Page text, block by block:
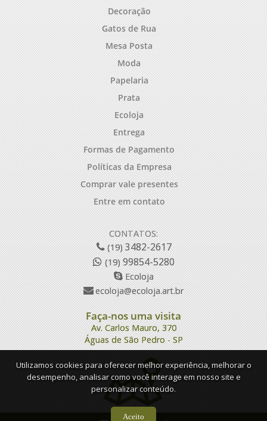
Decoração
Gatos de Rua
Mesa Posta
Moda
Papelaria
Prata
Ecoloja
Entrega
Formas de Pagamento
Políticas da Empresa
Comprar vale presentes
Entre em contato
CONTATOS:
(19)3482-2617
(19)99854-5280
Ecoloja
ecoloja@ecoloja.art.br
Faça-nos uma visita
Av. Carlos Mauro, 370
Águas de São Pedro - SP
Utilizamos cookies para oferecer melhor experiência, melhorar o
desempenho, analisar como você interage em nosso site e
personalizar conteúdo.
Aceito